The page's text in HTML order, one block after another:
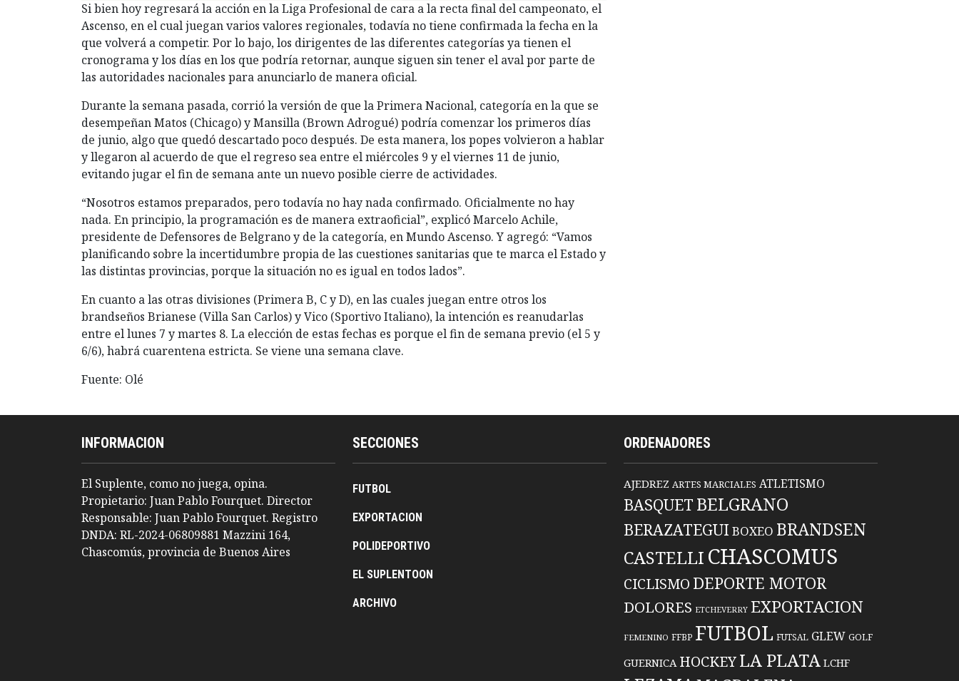
Si bien hoy regresará la acción en la Liga Profesional de cara a la recta final del campeonato, el
Ascenso, en el cual juegan varios valores regionales, todavía no tiene confirmada la fecha en la
que volverá a competir. Por lo bajo, los dirigentes de las diferentes categorías ya tienen el
cronograma y los días en los que podría retornar, aunque siguen sin tener el aval por parte de
las autoridades nacionales para anunciarlo de manera oficial.
Durante la semana pasada, corrió la versión de que la Primera Nacional, categoría en la que se
desempeñan Matos (Chicago) y Mansilla (Brown Adrogué) podría comenzar los primeros días
de junio, algo que quedó descartado poco después. De esta manera, los popes volvieron a hablar
y llegaron al acuerdo de que el regreso sea entre el miércoles 9 y el viernes 11 de junio,
evitando jugar el fin de semana ante un nuevo posible cierre de actividades.
“Nosotros estamos preparados, pero todavía no hay nada confirmado. Oficialmente no hay
nada. En principio, la programación es de manera extraoficial”, explicó Marcelo Achile,
presidente de Defensores de Belgrano y de la categoría, en Mundo Ascenso. Y agregó: “Vamos
planificando sobre la incertidumbre propia de las cuestiones sanitarias que te marca el Estado y
las distintas provincias, porque la situación no es igual en todos lados”.
En cuanto a las otras divisiones (Primera B, C y D), en las cuales juegan entre otros los
brandseños Brianese (Villa San Carlos) y Vico (Sportivo Italiano), la intención es reanudarlas
entre el lunes 7 y martes 8. La elección de estas fechas es porque el fin de semana previo (el 5 y
6/6), habrá cuarentena estricta. Se viene una semana clave.
Fuente: Olé
INFORMACION
El Suplente, como no juega, opina.
Propietario: Juan Pablo Fourquet. Director
Responsable: Juan Pablo Fourquet. Registro
DNDA: RL-2024-06809881 Mazzini 164,
Chascomús, provincia de Buenos Aires
SECCIONES
FUTBOL
EXPORTACION
POLIDEPORTIVO
EL SUPLENTOON
ARCHIVO
ORDENADORES
AJEDREZ ARTES MARCIALES ATLETISMO
BASQUET BELGRANO
BERAZATEGUIBOXEO BRANDSEN
CASTELLI CHASCOMUS
CICLISMO DEPORTE MOTOR
DOLORES ETCHEVERRY EXPORTACION
FEMENINO FFBP FUTBOL FUTSAL GLEW GOLF
GUERNICA HOCKEYLA PLATA LCHF